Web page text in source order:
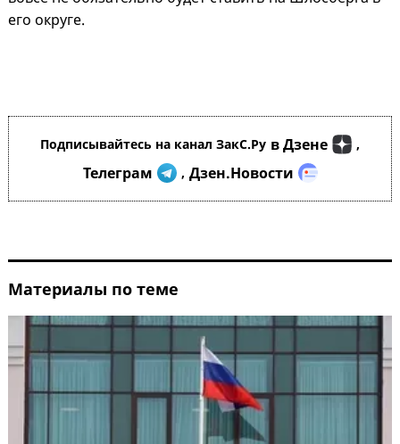
его округе.
Подписывайтесь на канал ЗакС.Ру в Дзене ,
Телеграм , Дзен.Новости
Материалы по теме